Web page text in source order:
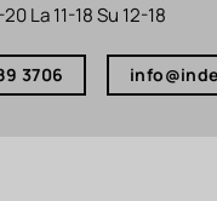
La 11-18 Su 12-18
3706